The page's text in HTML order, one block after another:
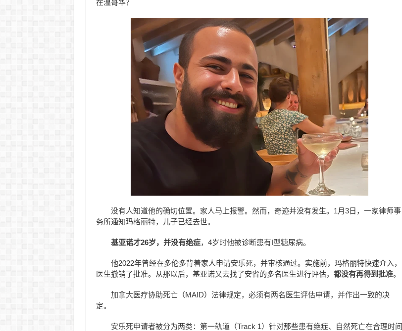
在温哥华？
没有人知道他的确切位置。家人马上报警。然而，奇迹并没有发生。1月3日，一家律师事
务所通知玛格丽特，儿子已经去世。
基亚诺才26岁，并没有绝症，4岁时他被诊断患有I型糖尿病。
他2022年曾经在多伦多背着家人申请安乐死，并审核通过。实施前，玛格丽特快速介入，
医生撤销了批准。从那以后，基亚诺又去找了安省的多名医生进行评估， 都没有再得到批准。
加拿大医疗协助死亡（MAID）法律规定，必须有两名医生评估申请，并作出一致的决
定。
安乐死申请者被分为两类：第一轨道（Track 1）针对那些患有绝症、自然死亡在合理时间